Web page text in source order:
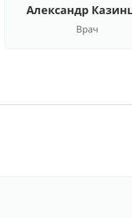
Александр
Врач